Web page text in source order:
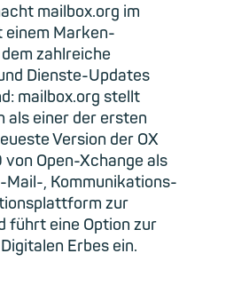
mailbox.org im
einem Marken-
zahlreiche
Dienste-Updates
mailbox.org stellt
als einer der ersten
Version der OX
von Open-Xchange als
Mail-, Kommunikations-
zur
führt eine Option zur
Erbes ein.